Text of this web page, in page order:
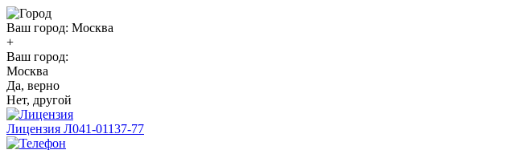
Ваш город: Москва
+
Ваш город:
Москва
Да, верно
Нет, другой
Лицензия Л041-01137-77